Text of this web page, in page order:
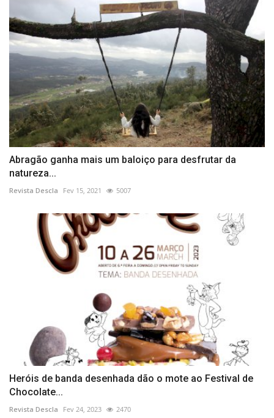
Abragão ganha mais um baloiço para desfrutar da
natureza...
Revista Descla Fev 15, 2021 5007
Heróis de banda desenhada dão o mote ao Festival de
Chocolate...
Revista Descla Fev 24, 2023 2470